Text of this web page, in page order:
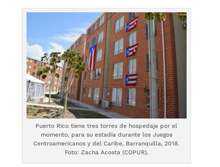
Puerto Rico tiene tres torres de hospedaje por el
momento, para su estadía durante los Juegos
Centroamericanos y del Caribe, Barranquilla, 2018.
Foto: Zacha Acosta (COPUR).